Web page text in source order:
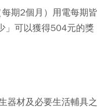
期2個月）用電每期皆
」可以獲得504元的獎
器材及必要生活輔具之